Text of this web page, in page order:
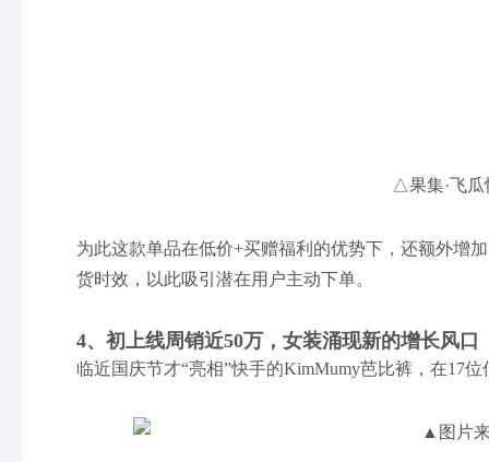
△果集·飞瓜
为此这款单品在低价+买赠福利的优势下，还额外增
货时效，以此吸引潜在用户主动下单。
4、初上线周销近50万，女装涌现新的增长风口
临近国庆节才“亮相”快手的KimMumy芭比裤，在17